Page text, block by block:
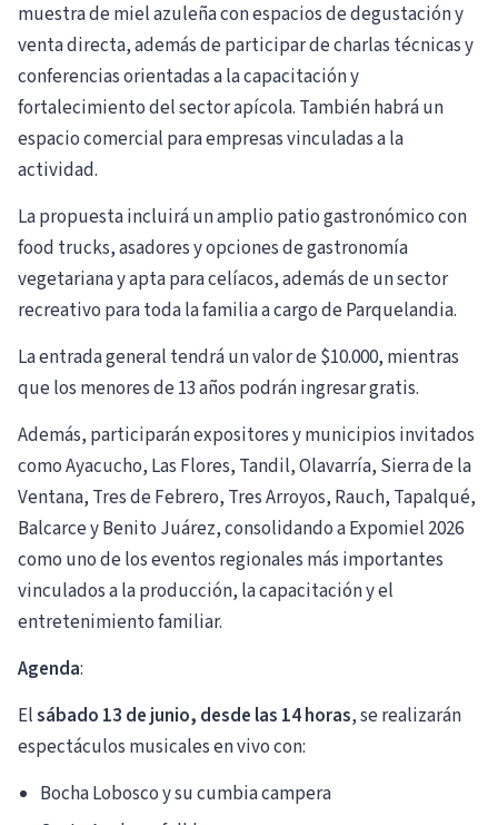
muestra de miel azuleña con espacios de degustación y
venta directa, además de participar de charlas técnicas y
conferencias orientadas a la capacitación y
fortalecimiento del sector apícola. También habrá un
espacio comercial para empresas vinculadas a la
actividad.
La propuesta incluirá un amplio patio gastronómico con
food trucks, asadores y opciones de gastronomía
vegetariana y apta para celíacos, además de un sector
recreativo para toda la familia a cargo de Parquelandia.
La entrada general tendrá un valor de $10.000, mientras
que los menores de 13 años podrán ingresar gratis.
Además, participarán expositores y municipios invitados
como Ayacucho, Las Flores, Tandil, Olavarría, Sierra de la
Ventana, Tres de Febrero, Tres Arroyos, Rauch, Tapalqué,
Balcarce y Benito Juárez, consolidando a Expomiel 2026
como uno de los eventos regionales más importantes
vinculados a la producción, la capacitación y el
entretenimiento familiar.
Agenda:
Elsábado 13 de junio, desde las 14 horas, se realizarán
espectáculos musicales en vivo con:
Bocha Lobosco y su cumbia campera